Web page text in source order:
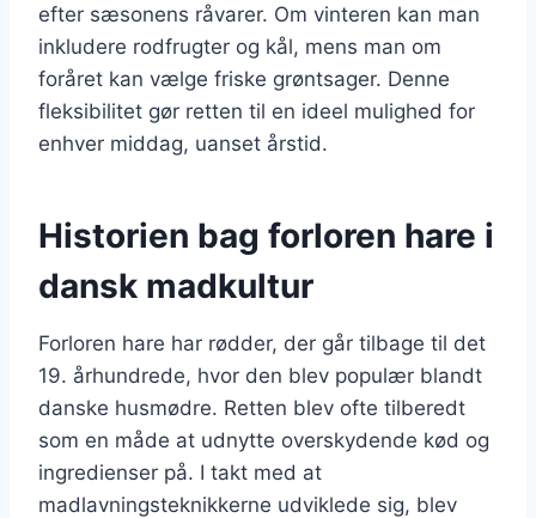
efter sæsonens råvarer. Om vinteren kan man
inkludere rodfrugter og kål, mens man om
foråret kan vælge friske grøntsager. Denne
fleksibilitet gør retten til en ideel mulighed for
enhver middag, uanset årstid.
Historien bag forloren hare i
dansk madkultur
Forloren hare har rødder, der går tilbage til det
19. århundrede, hvor den blev populær blandt
danske husmødre. Retten blev ofte tilberedt
som en måde at udnytte overskydende kød og
ingredienser på. I takt med at
madlavningsteknikkerne udviklede sig, blev